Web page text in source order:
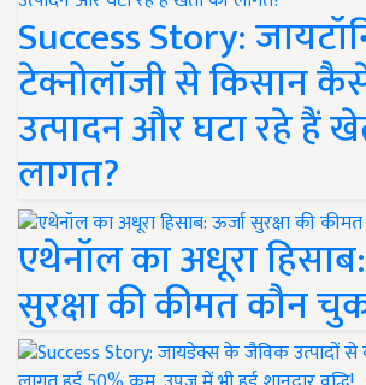
Success Story:
टेक्नोलॉजी से किसान
उत्पादन और घटा रहे हैं
लागत?
एथेनॉल का अधूरा
सुरक्षा की कीमत कौन